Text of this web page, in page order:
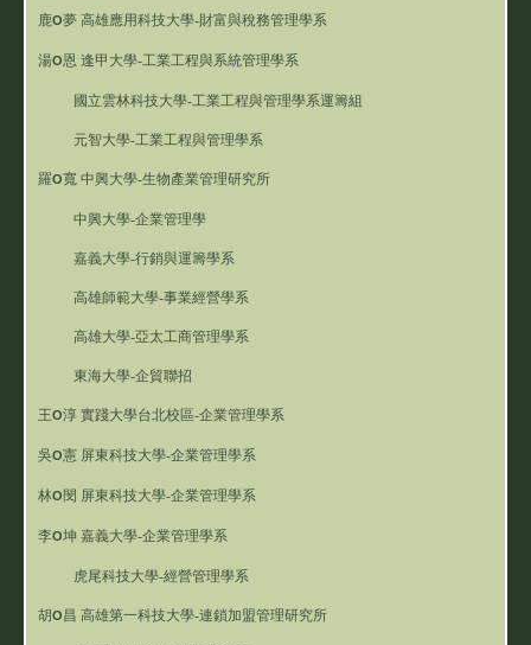
鹿O夢 高雄應用科技大學-財富與稅務管理學系
湯O恩 逢甲大學-工業工程與系統管理學系
國立雲林科技大學-工業工程與管理學系運籌組
元智大學-工業工程與管理學系
羅O寬 中興大學-生物產業管理研究所
中興大學-企業管理學
嘉義大學-行銷與運籌學系
高雄師範大學-事業經營學系
高雄大學-亞太工商管理學系
東海大學-企貿聯招
王O淳 實踐大學台北校區-企業管理學系
吳O憲 屏東科技大學-企業管理學系
林O閔 屏東科技大學-企業管理學系
李O坤 嘉義大學-企業管理學系
虎尾科技大學-經營管理學系
胡O昌 高雄第一科技大學-連鎖加盟管理研究所